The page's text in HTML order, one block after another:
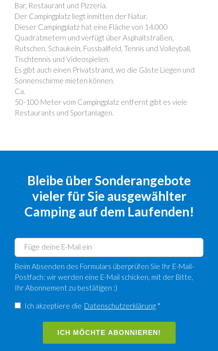
Bar, Restaurant und Pizzeria.
Der Campingplatz liegt inmitten der Natur.
Dieser Campingplatz hat eine Fläche von 14.000
Quadratmetern und verfügt über Asphaltstraßen,
Rutschen, Schaukeln, Fussballfeld, Tennis und Volleyball,
Tischtennis und Videospielen.
Es gibt auch einen Privatstrand, wo die Gäste Liegen und
Sonnenschirme mieten können.
Ca.
50-100 Meter vom Campingplatz entfernt gibt es viele
Restaurants und Sportanlagen.
Bleibe über Sonderangebote
vieler für Sie ausgewählter
Camping auf dem Laufenden!
Beim Absenden des Formulars überprüfen Sie Ihr E-Mail-
Postfach: wir werden eine E-Mail schicken, mit der Bitte,
Ihr Abonnement zu bestätigen :)
Ich akzeptiere die Datenschutzerklärung *
ICH MÖCHTE ABONNIEREN!